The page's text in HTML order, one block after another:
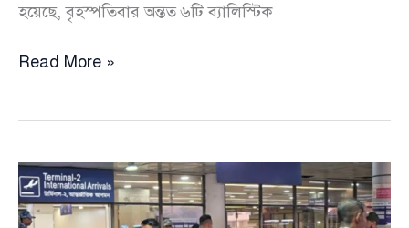
হয়েছে, বৃহস্পতিবার অন্তত ৬টি ব্যালিস্টিক
ইরানের
ক্ষেপণাস্ত্র
ধ্বংসের
দাবি
Read More »